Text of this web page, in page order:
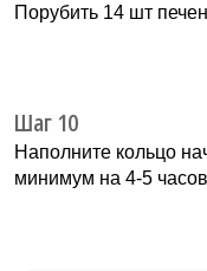
Порубить 14 шт
Шаг 10
Наполните кольцо
минимум на 4-5